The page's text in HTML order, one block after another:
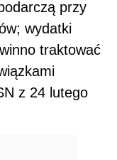
przy
wydatki
traktować
z 24 lutego